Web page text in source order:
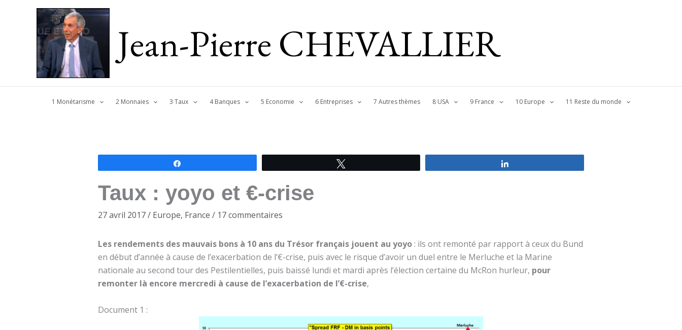
Jean-Pierre CHEVALLIER
1 Monétarisme 2 Monnaies 3 Taux 4 Banques 5 Economie 6 Entreprises 7 Autres thèmes 8 USA 9 France 10 Europe 11 Reste du monde
Taux : yoyo et €-crise
27 avril 2017/ Europe, France / 17 commentaires
Les rendements des mauvais bons à 10 ans du Trésor français jouent au yoyo : ils ont remonté par rapport à ceux du Bund
en début d’année à cause de l’exacerbation de l’€-crise, puis avec le risque d’avoir un duel entre le Merluche et la Marine
nationale au second tour des Pestilentielles, puis baissé lundi et mardi après l’élection certaine du McRon hurleur, pour
remonter là encore mercredi à cause de l’exacerbation de l’€-crise,
Document 1 :